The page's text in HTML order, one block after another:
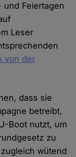
Feiertagen
Leser
von der
dass sie
betreibt,
Boot nutzt, um
zu
wütend